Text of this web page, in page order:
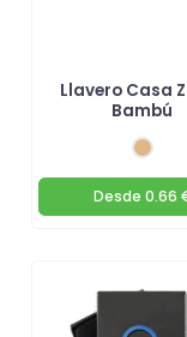
Llavero Casa
Bambú
Desde 0.66